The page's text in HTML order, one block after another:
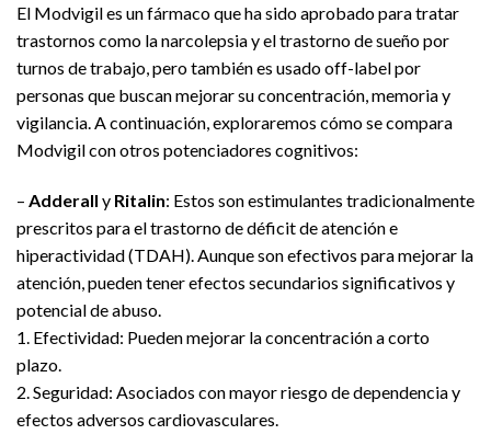
El Modvigil es un fármaco que ha sido aprobado para tratar
trastornos como la narcolepsia y el trastorno de sueño por
turnos de trabajo, pero también es usado off-label por
personas que buscan mejorar su concentración, memoria y
vigilancia. A continuación, exploraremos cómo se compara
Modvigil con otros potenciadores cognitivos:
– Adderall y Ritalin: Estos son estimulantes tradicionalmente
prescritos para el trastorno de déficit de atención e
hiperactividad (TDAH). Aunque son efectivos para mejorar la
atención, pueden tener efectos secundarios significativos y
potencial de abuso.
1. Efectividad: Pueden mejorar la concentración a corto
plazo.
2. Seguridad: Asociados con mayor riesgo de dependencia y
efectos adversos cardiovasculares.